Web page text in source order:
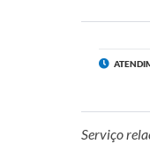
Serviço